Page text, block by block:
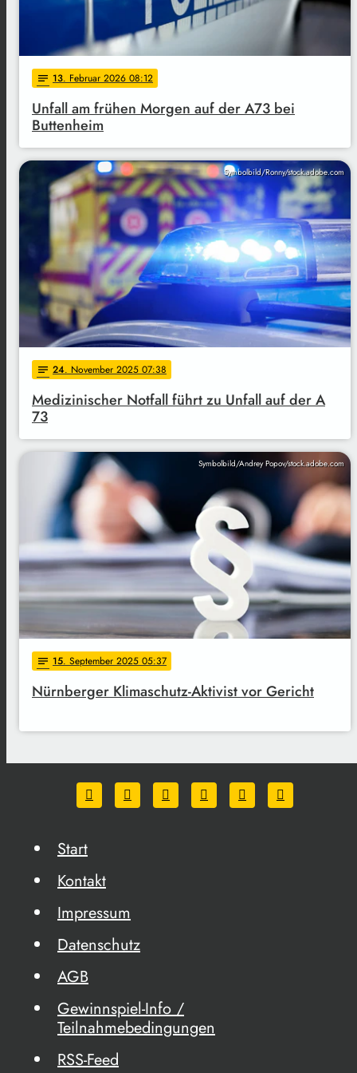
notes 13. Februar 2026 08:12
Unfall am frühen Morgen auf der A73 bei
Buttenheim
Symbolbild/Ronny/stock.adobe.com
notes 24. November 2025 07:38
Medizinischer Notfall führt zu Unfall auf der A
73
Symbolbild/Andrey Popov/stock.adobe.com
notes 15. September 2025 05:37
Nürnberger Klimaschutz-Aktivist vor Gericht
Start
Kontakt
Impressum
Datenschutz
AGB
Gewinnspiel-Info /
Teilnahmebedingungen
RSS-Feed